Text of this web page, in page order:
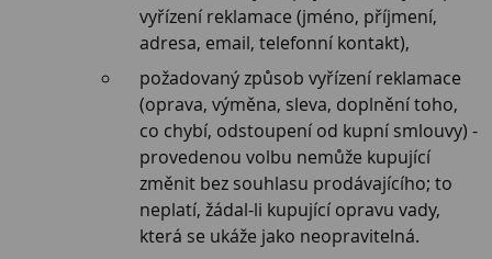
vyřízení reklamace (jméno, příjmení,
adresa, email, telefonní kontakt),
požadovaný způsob vyřízení reklamace
(oprava, výměna, sleva, doplnění toho,
co chybí, odstoupení od kupní smlouvy) -
provedenou volbu nemůže kupující
změnit bez souhlasu prodávajícího; to
neplatí, žádal-li kupující opravu vady,
která se ukáže jako neopravitelná.